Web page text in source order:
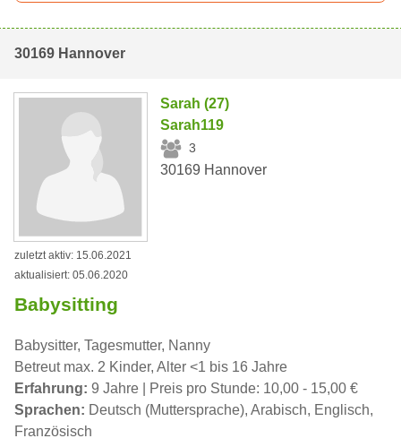
30169 Hannover
Sarah (27)
Sarah119
3
30169 Hannover
zuletzt aktiv: 15.06.2021
aktualisiert: 05.06.2020
Babysitting
Babysitter, Tagesmutter, Nanny
Betreut max. 2 Kinder, Alter <1 bis 16 Jahre
Erfahrung: 9 Jahre | Preis pro Stunde: 10,00 - 15,00 €
Sprachen: Deutsch (Muttersprache), Arabisch, Englisch,
Französisch